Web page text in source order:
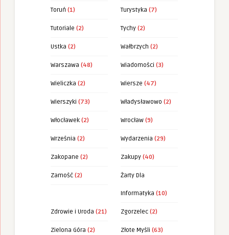
Toruń (1) Turystyka (7)
Tutoriale (2) Tychy (2)
Ustka (2) Wałbrzych (2)
Warszawa (48) Wiadomości (3)
Wieliczka (2) Wiersze (47)
Wierszyki (73) Władysławowo (2)
Włocławek (2) Wrocław (9)
Września (2) Wydarzenia (29)
Zakopane (2) Zakupy (40)
Zamość (2) Żarty Dla
Informatyka (10)
Zdrowie i Uroda (21) Zgorzelec (2)
Zielona Góra (2) Złote Myśli (63)